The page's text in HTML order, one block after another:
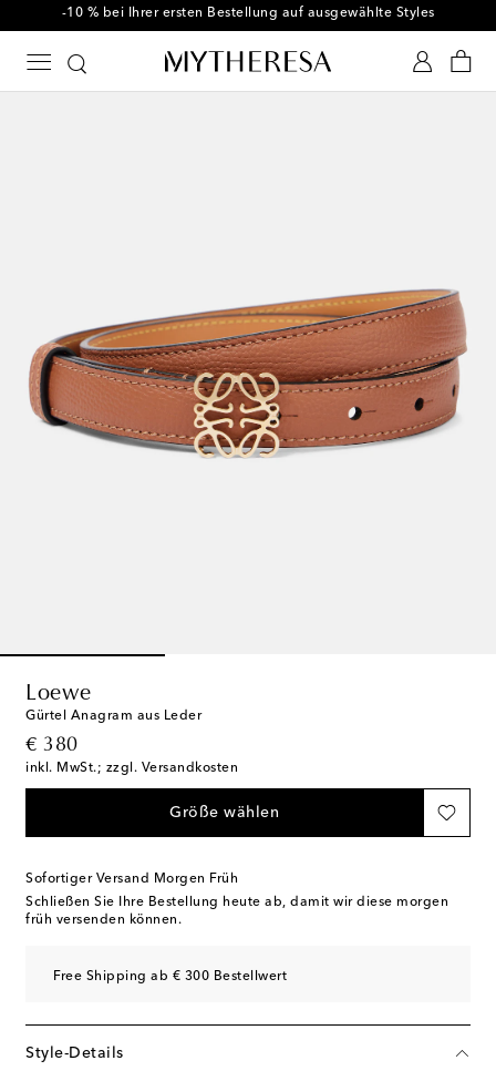
-10 % bei Ihrer ersten Bestellung auf ausgewählte Styles
Loewe
Gürtel Anagram aus Leder
€ 380
original price
inkl. MwSt.; zzgl. Versandkosten
Größe wählen
Sofortiger Versand Morgen Früh
Schließen Sie Ihre Bestellung heute ab, damit wir diese morgen
früh versenden können.
Free Shipping ab € 300 Bestellwert
Style-Details